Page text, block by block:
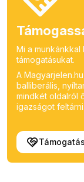
Mi a
támogatásukat.
A
balliberális,
mindkét oldalról
igazságot feltárni.
Támogatás